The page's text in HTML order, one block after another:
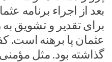
بعد از اجراء برنامه
برای تقدیر و تشویق
عثمان پا برهنه
گذاشته بود. مثل